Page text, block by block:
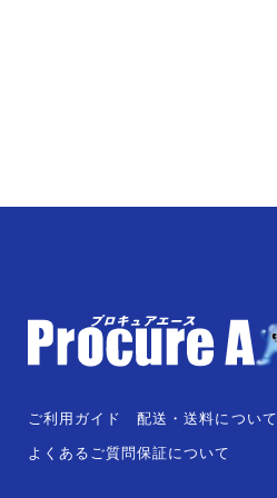
ご利用ガイド
よくあるご質問
配送・送料について
保証について